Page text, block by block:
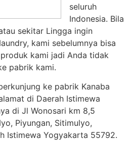
seluruh
Indonesia. Bila
sekitar Lingga ingin
kami sebelumnya bisa
kami jadi Anda tidak
pabrik kami.
ke pabrik Kanaba
di Daerah Istimewa
di Jl Wonosari km 8,5
Piyungan, Sitimulyo,
Istimewa Yogyakarta 55792.